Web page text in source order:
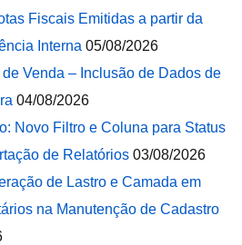
Fiscais Emitidas a partir da
Interna 05/08/2026
Venda – Inclusão de Dados de
04/08/2026
Novo Filtro e Coluna para Status
de Relatórios 03/08/2026
de Lastro e Camada em
na Manutenção de Cadastro